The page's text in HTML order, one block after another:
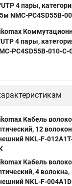
4 пары,
NMC-PC4SD55B-
4 пары,
PC4SD55B-010-C-
Кабель
12
NKL-F-
Кабель
4 волокна,
NKL-F-